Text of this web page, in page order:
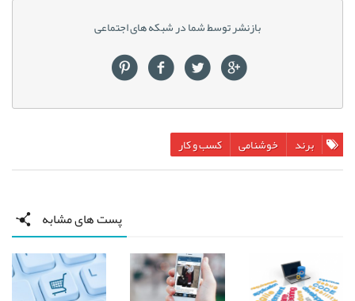
بازنشر توسط شما در شبکه های اجتماعی
برند خوشنامی کسب و کار
پست های مشابه